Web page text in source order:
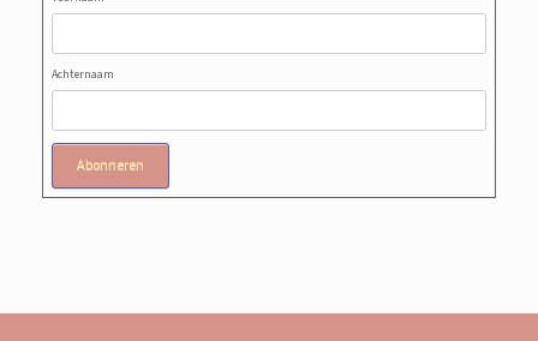
Achternaam
Abonneren